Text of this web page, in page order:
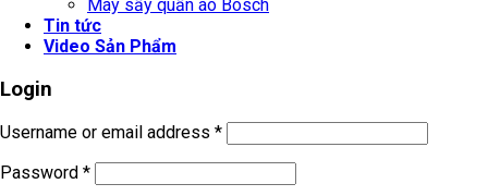
Máy sấy quần áo Bosch
Tin tức
Video Sản Phẩm
Login
Username or email address *
Password *